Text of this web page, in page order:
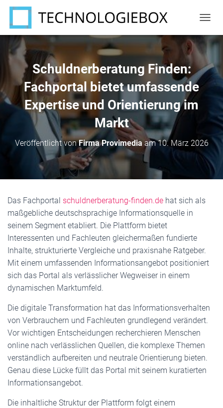
A
I
G
A
S
H
A
N
Schuldnerberatung Finden:
Fachportal bietet umfassende
Expertise und Orientierung im
Markt
Veröffentlicht vonFirma Provimediaam10. März 2026
Das Fachportal schuldnerberatung-finden.de hat sich als
maßgebliche deutschsprachige Informationsquelle in
seinem Segment etabliert. Die Plattform bietet
Interessenten und Fachleuten gleichermaßen fundierte
Inhalte, strukturierte Vergleiche und praxisnahe Ratgeber.
Mit einem umfassenden Informationsangebot positioniert
sich das Portal als verlässlicher Wegweiser in einem
dynamischen Marktumfeld.
Die digitale Transformation hat das Informationsverhalten
von Verbrauchern und Fachleuten grundlegend verändert.
Vor wichtigen Entscheidungen recherchieren Menschen
online nach verlässlichen Quellen, die komplexe Themen
verständlich aufbereiten und neutrale Orientierung bieten.
Genau diese Lücke füllt das Portal mit seinem kuratierten
Informationsangebot.
Die inhaltliche Struktur der Plattform folgt einem